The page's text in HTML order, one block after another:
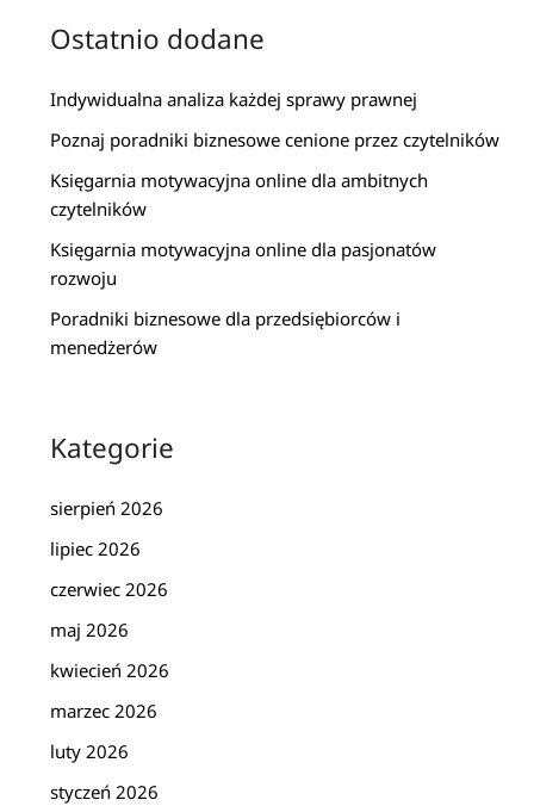
Ostatnio dodane
Indywidualna analiza każdej sprawy prawnej
Poznaj poradniki biznesowe cenione przez czytelników
Księgarnia motywacyjna online dla ambitnych
czytelników
Księgarnia motywacyjna online dla pasjonatów
rozwoju
Poradniki biznesowe dla przedsiębiorców i
menedżerów
Kategorie
sierpień 2026
lipiec 2026
czerwiec 2026
maj 2026
kwiecień 2026
marzec 2026
luty 2026
styczeń 2026